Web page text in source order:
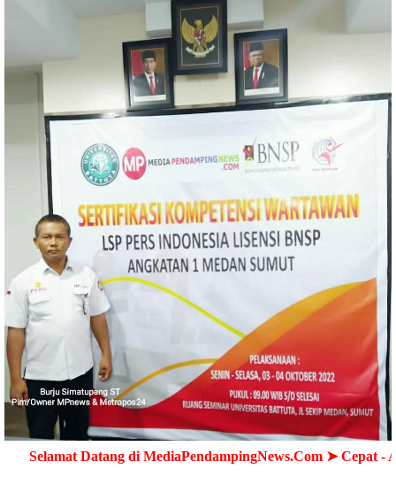
di MediaPendampingNews.Com ➤ Cepat - Akurat -